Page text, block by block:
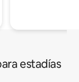
estadías